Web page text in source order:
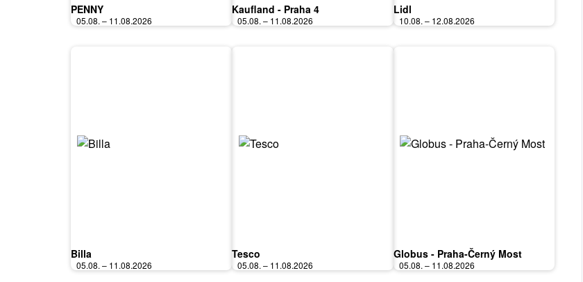
PENNY
05.08. – 11.08.2026
Kaufland - Praha 4
05.08. – 11.08.2026
Lidl
10.08. – 12.08.2026
Billa
05.08. – 11.08.2026
Tesco
05.08. – 11.08.2026
Globus - Praha-Černý Most
05.08. – 11.08.2026